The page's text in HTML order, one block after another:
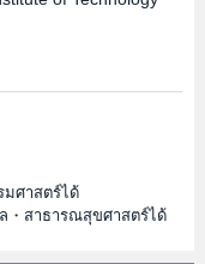
มศาสตร์ได้
・สาธารณสุขศาสตร์ได้